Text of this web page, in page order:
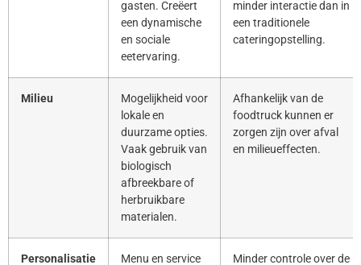
gasten. Creëert
een dynamische
en sociale
eetervaring.
minder interactie dan in
een traditionele
cateringopstelling.
Milieu
Mogelijkheid voor
lokale en
duurzame opties.
Vaak gebruik van
biologisch
afbreekbare of
herbruikbare
materialen.
Afhankelijk van de
foodtruck kunnen er
zorgen zijn over afval
en milieueffecten.
Personalisatie
Menu en service
Minder controle over de